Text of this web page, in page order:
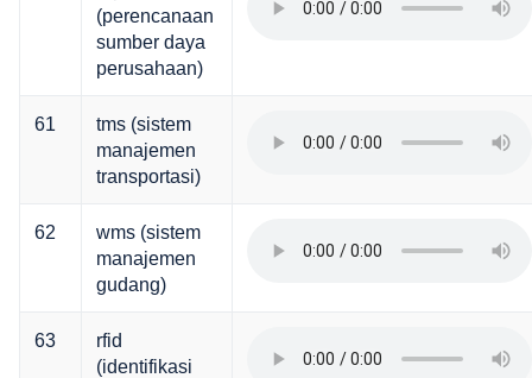
(perencanaan
sumber daya
perusahaan)
61
tms (sistem
manajemen
transportasi)
62
wms (sistem
manajemen
gudang)
63
rfid
(identifikasi